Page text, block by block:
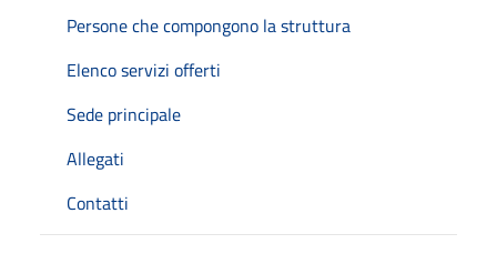
Persone che compongono la struttura
Elenco servizi offerti
Sede principale
Allegati
Contatti